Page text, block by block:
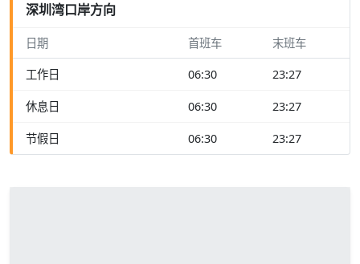
深圳湾口岸方向
日期 首班车 末班车
工作日 06:30 23:27
休息日 06:30 23:27
节假日 06:30 23:27